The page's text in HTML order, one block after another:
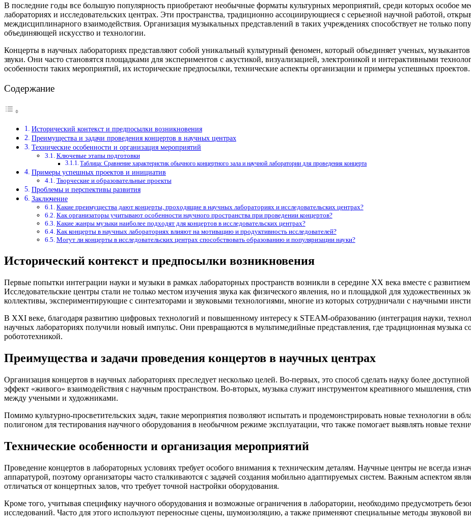
В последние годы все большую популярность приобретают необычные форматы культурных мероприятий, среди которых особое
лабораториях и исследовательских центрах. Эти пространства, традиционно ассоциирующиеся с серьезной научной работой,
междисциплинарного взаимодействия. Организация музыкальных представлений в таких учреждениях способствует не только
объединяющей искусство и технологии.
Концерты в научных лабораториях представляют собой уникальный культурный феномен, который объединяет ученых,
звуки. Они часто становятся площадками для экспериментов с акустикой, визуализацией, электроникой и интерактивными
особенности таких мероприятий, их исторические предпосылки, технические аспекты организации и примеры успешных проектов.
Содержание
Исторический контекст и предпосылки возникновения
Преимущества и задачи проведения концертов в научных центрах
Технические особенности и организация мероприятий
Ключевые этапы подготовки
Таблица: Сравнение характеристик обычного концертного зала и научной лаборатории для проведения концерта
Примеры успешных проектов и инициатив
Творческие и образовательные проекты
Проблемы и перспективы развития
Заключение
Какие преимущества дают концерты, проходящие в научных лабораториях и исследовательских центрах?
Как организаторы учитывают особенности научного пространства при проведении концертов?
Какие жанры музыки наиболее подходят для концертов в исследовательских центрах?
Как концерты в научных лабораториях влияют на мотивацию и продуктивность исследователей?
Могут ли концерты в исследовательских центрах способствовать образованию и популяризации науки?
Исторический контекст и предпосылки возникновения
Первые попытки интеграции науки и музыки в рамках лабораторных пространств возникли в середине XX века вместе с
Исследовательские центры стали не только местом изучения звука как физического явления, но и площадкой для
коллективы, экспериментирующие с синтезаторами и звуковыми технологиями, многие из которых сотрудничали с научными
В XXI веке, благодаря развитию цифровых технологий и повышенному интересу к STEAM-образованию (интеграция науки,
научных лабораториях получили новый импульс. Они превращаются в мультимедийные представления, где традиционная музыка
робототехникой.
Преимущества и задачи проведения концертов в научных центрах
Организация концертов в научных лабораториях преследует несколько целей. Во-первых, это способ сделать науку более
эффект «живого» взаимодействия с научным пространством. Во-вторых, музыка служит инструментом креативного мышления,
между учеными и художниками.
Помимо культурно-просветительских задач, такие мероприятия позволяют испытать и продемонстрировать новые технологии в
полигоном для тестирования научного оборудования в необычном режиме эксплуатации, что также помогает выявлять новые
Технические особенности и организация мероприятий
Проведение концертов в лабораторных условиях требует особого внимания к техническим деталям. Научные центры не всегда
аппаратурой, поэтому организаторы часто сталкиваются с задачей создания мобильно адаптируемых систем. Важным аспектом
отличаться от концертных залов, что требует точной настройки оборудования.
Кроме того, учитывая специфику научного оборудования и возможные ограничения в лаборатории, необходимо предусмотреть
исследований. Часто для этого используют переносные сцены, шумоизоляцию, а также применяют специальные методы звуковой